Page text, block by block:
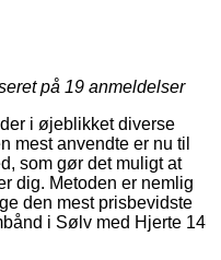
på 19 anmeldelser
i øjeblikket diverse
mest anvendte er nu til
som gør det muligt at
dig. Metoden er nemlig
den mest prisbevidste
i Sølv med Hjerte 14